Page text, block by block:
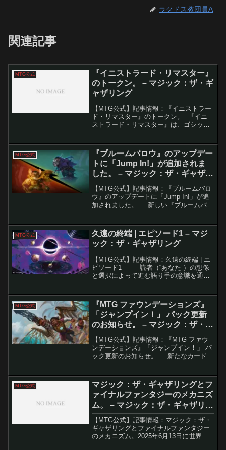
ラクドス教団員A
関連記事
MTG公式
『イニストラード・リマスター』
のトークン。 – マジック：ザ・ギ
ャザリング
【MTG公式】記事情報：『イニストラー
ド・リマスター』のトークン。 『イニ
ストラード・リマスター』は、ゴシック
らに楽しめる内容になっています。本セ
ットでは、美しいフル...
MTG公式
『ブルームバロウ』のアップデー
トに「Jump In!」が追加されま
した。 – マジック：ザ・ギャザリ
ング
【MTG公式】記事情報：『ブルームバロ
ウ』のアップデートに「Jump In!」が追
加されました。 新しい『ブルームバロ
「Jump In!」イベントも開始され、プ...
MTG公式
久遠の終端 | エピソード1 – マジ
ック：ザ・ギャザリング
【MTG公式】記事情報：久遠の終端 | エ
ピソード1 読者（“あなた”）の想像
と選択によって進む語り手の意識を通
開けます。要点解説物語の核は「想...
MTG公式
『MTG ファウンデーションズ』
「ジャンプイン！」 パック更新
のお知らせ。 – マジック：ザ・ギ
ャザリング
【MTG公式】記事情報：『MTG ファウ
ンデーションズ』「ジャンプイン！」 パ
ック更新のお知らせ。 新たなカードセ
た。このセットでは、新しい11種類のジ
ャ...
MTG公式
マジック：ザ・ギャザリングとフ
ァイナルファンタジーのメカニズ
ム。 – マジック：ザ・ギャザリン
グ
【MTG公式】記事情報：マジック：ザ・
ギャザリングとファイナルファンタジー
のメカニズム。2025年6月13日に世界同